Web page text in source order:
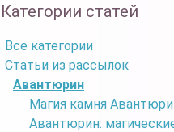
Категории статей
Все категории
Статьи из рассылок
Авантюрин
Магия камня
Авантюрин: